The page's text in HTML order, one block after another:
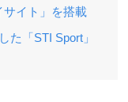
サイト」を搭載
た「STI Sport」